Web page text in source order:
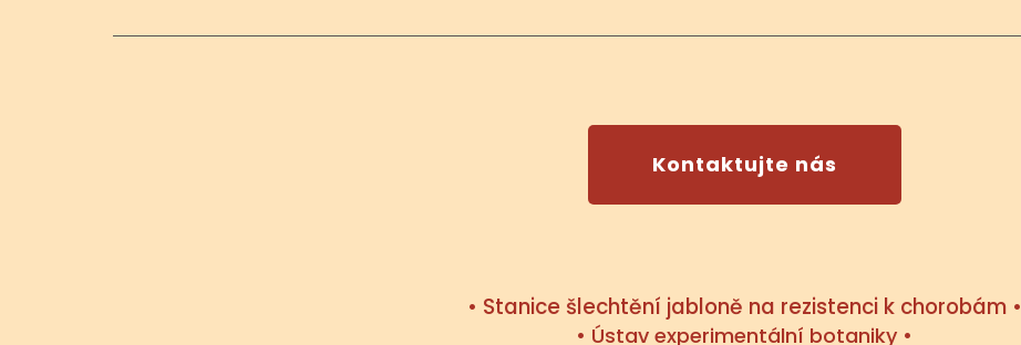
Kontaktujte nás
• Stanice šlechtění jabloně na rezistenci k chorobám •
• Ústav experimentální botaniky •